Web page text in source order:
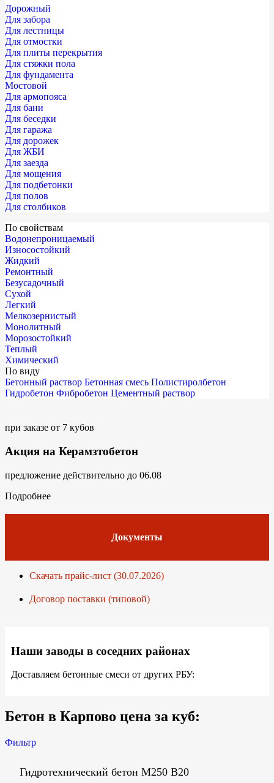
Дорожный
Для забора
Для лестницы
Для отмостки
Для плиты перекрытия
Для стяжки пола
Для фундамента
Мостовой
Для армопояса
Для бани
Для беседки
Для гаража
Для дорожек
Для ЖБИ
Для заезда
Для мощения
Для подбетонки
Для полов
Для столбиков
По свойствам
Водонепроницаемый
Износостойкий
Жидкий
Ремонтный
Безусадочный
Сухой
Легкий
Мелкозернистый
Монолитный
Морозостойкий
Теплый
Химический
По виду
Бетонный раствор Бетонная смесь Полистиролбетон
Гидробетон Фибробетон Цементный раствор
при заказе от 7 кубов
Акция на Керамзтобетон
предложение действительно до 06.08
Подробнее
Документы
Скачать прайс-лист (30.07.2026)
Договор поставки (типовой)
Наши заводы в соседних районах
Доставляем бетонные смеси от других РБУ:
Бетон в Карпово цена за куб:
Фильтр
Гидротехнический бетон М250 В20